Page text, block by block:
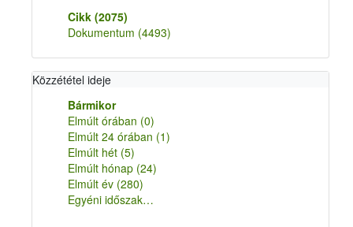
Cikk (2075)
Dokumentum (4493)
Közzététel ideje
Bármikor
Elmúlt órában (0)
Elmúlt 24 órában (1)
Elmúlt hét (5)
Elmúlt hónap (24)
Elmúlt év (280)
Egyéni időszak…